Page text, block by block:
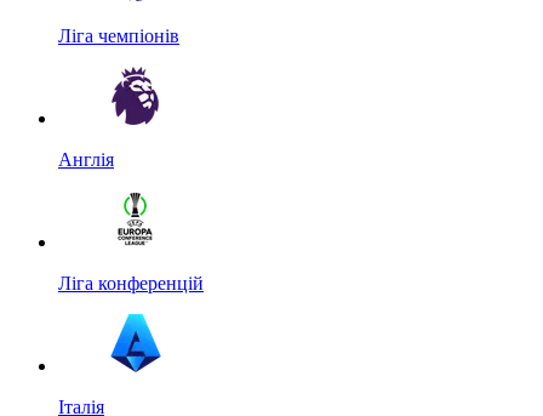
Ліга чемпіонів
Англія
Ліга конференцій
Італія